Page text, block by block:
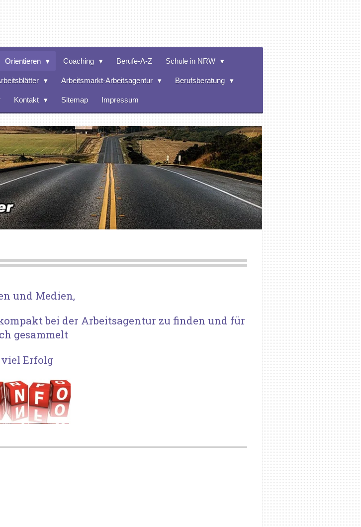
Orientieren Coaching Berufe-A-Z Schule in NRW
Arbeitsmarkt-Arbeitsagentur Berufsberatung
Kontakt Sitemap Impressum
und Medien,
bei der Arbeitsagentur zu finden und für
gesammelt
viel Erfolg